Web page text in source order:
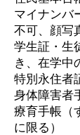
マイナンバ
不可、顔写
学生証・生
き、在学中
特別永住者
身体障害者
療育手帳（
に限る）